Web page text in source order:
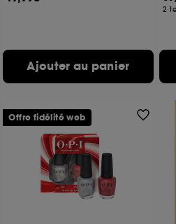
Ajouter au panier
2
Offre fidélité web